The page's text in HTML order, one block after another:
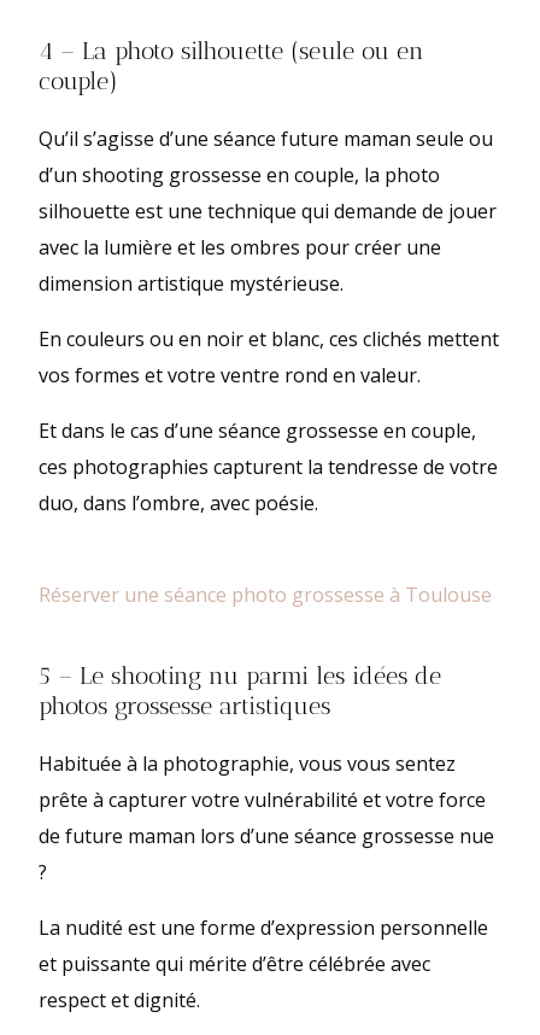
4 – La photo silhouette (seule ou en
couple)
Qu’il s’agisse d’une séance future maman seule ou
d’un shooting grossesse en couple, la photo
silhouette est une technique qui demande de jouer
avec la lumière et les ombres pour créer une
dimension artistique mystérieuse.
En couleurs ou en noir et blanc, ces clichés mettent
vos formes et votre ventre rond en valeur.
Et dans le cas d’une séance grossesse en couple,
ces photographies capturent la tendresse de votre
duo, dans l’ombre, avec poésie.
Réserver une séance photo grossesse à Toulouse
5 – Le shooting nu parmi les idées de
photos grossesse artistiques
Habituée à la photographie, vous vous sentez
prête à capturer votre vulnérabilité et votre force
de future maman lors d’une séance grossesse nue
?
La nudité est une forme d’expression personnelle
et puissante qui mérite d’être célébrée avec
respect et dignité.